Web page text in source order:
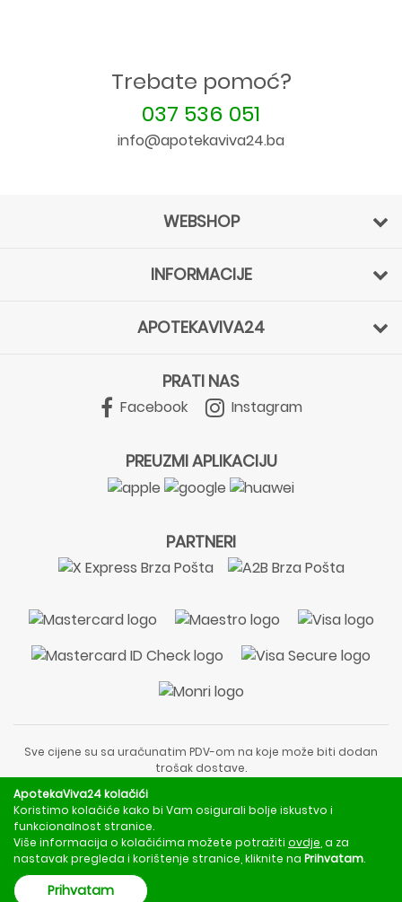
Trebate pomoć?
037 536 051
info@apotekaviva24.ba
WEBSHOP
INFORMACIJE
APOTEKAVIVA24
PRATI NAS
Facebook Instagram
PREUZMI APLIKACIJU
PARTNERI
Sve cijene su sa uračunatim PDV-om na koje može biti dodan
trošak dostave.
liječnički pregled ili savjet farmaceuta.
Za obavijesti o mjerama opreza, rizicima i nuspojavama
obratite se svom liječniku ili farmaceutu.
Copyright © 2020 - 2026 | ApotekaViva24 | Sva prava zadržava
ApotekaViva24 kolačići
Koristimo kolačiće kako bi Vam osigurali bolje iskustvo i
funkcionalnost stranice.
Više informacija o kolačićima možete potražiti ovdje , a za
nastavak pregleda i korištenje stranice, kliknite na Prihvatam.
Prihvatam